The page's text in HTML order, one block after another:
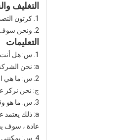
التغليف
1. كرتون التصدير القياسية ، 24 لفات معبأة في 1 الكرتون. يتم تحميل 27 كرتون في 1 منصة نقالة.
2. ونحن سوف تتبع الشحن حتى تتلقى سلامة البضائع
التعليمات
1. س: هل أنت شركة تجارية أو منتج؟
a: نحن الشركة الرائدة في مجال منتجات السلامة العاكسة ، لدينا مصنع الخاصة بنا الموجودة في مدينة خفى ، مقاطعة انهوى ، الصين.
2. س: ما هي المنتجات الرئيسية الخاصة بك؟
ج: نحن نركز
3. س: ما هو وقت التسليم؟
a: ذلك يعتمد على البند الخاص بك المطلوبة و كمية الشراء.
عادة ، سوف يستغرق 10 أيام لإكمال
4. س: يمكنني طلب عينات؟